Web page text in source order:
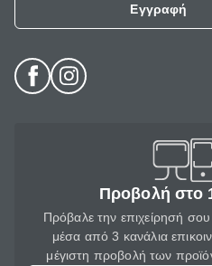
Εγγραφή
Προβολή στο
Πρόβαλε την επιχείρησή
μέσα από 3 κανάλια
μέγιστη προβολή των